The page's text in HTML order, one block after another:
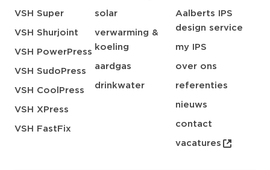
VSH Super
VSH Shurjoint
VSH PowerPress
VSH SudoPress
VSH CoolPress
VSH XPress
VSH FastFix
solar
verwarming &
koeling
aardgas
drinkwater
Aalberts IPS
design service
my IPS
over ons
referenties
nieuws
contact
vacatures